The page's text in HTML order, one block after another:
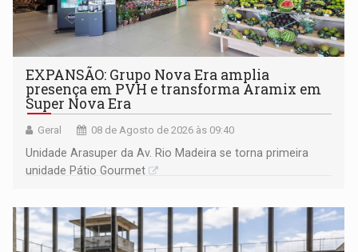
EXPANSÃO: Grupo Nova Era amplia
presença em PVH e transforma Aramix em
Super Nova Era
Geral 08 de Agosto de 2026 às 09:40
Unidade Arasuper da Av. Rio Madeira se torna primeira
unidade Pátio Gourmet